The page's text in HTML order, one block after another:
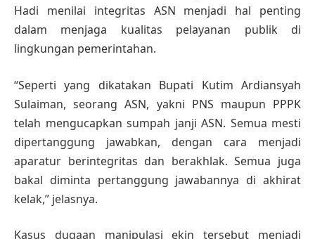
Hadi menilai integritas ASN menjadi hal penting
dalam menjaga kualitas pelayanan publik di
lingkungan pemerintahan.
“Seperti yang dikatakan Bupati Kutim Ardiansyah
Sulaiman, seorang ASN, yakni PNS maupun PPPK
telah mengucapkan sumpah janji ASN. Semua mesti
dipertanggung jawabkan, dengan cara menjadi
aparatur berintegritas dan berakhlak. Semua juga
bakal diminta pertanggung jawabannya di akhirat
kelak,” jelasnya.
Kasus dugaan manipulasi ekin tersebut menjadi